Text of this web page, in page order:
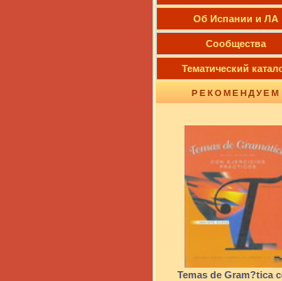
Об Испании и ЛА
Сообщества
Тематический
РЕКОМЕНДУЕМ
Temas de Gram?tica